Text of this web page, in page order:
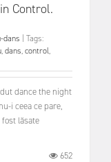
Control.
dans
Tags:
,dans,control,
dance the night
i ceea ce pare,
lăsate
652